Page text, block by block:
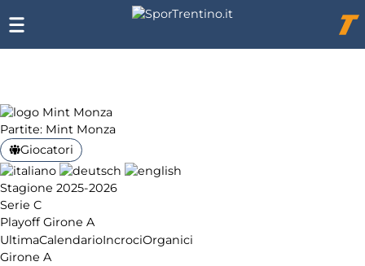
Partite: Mint Monza
Giocatori
Stagione 2025-2026
Serie C
Playoff Girone A
UltimaCalendarioIncrociOrganici
Girone A
Chi
siamo
Affiliazione